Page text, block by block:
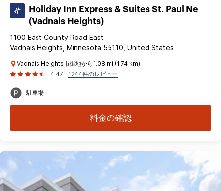
Holiday Inn Express & Suites St. Paul Ne
(Vadnais Heights)
1100 East County Road East
Vadnais Heights, Minnesota 55110, United States
Vadnais Heights市街地から1.08 mi (1.74 km)
4.47
1244件のレビュー
駐車場
料金の確認